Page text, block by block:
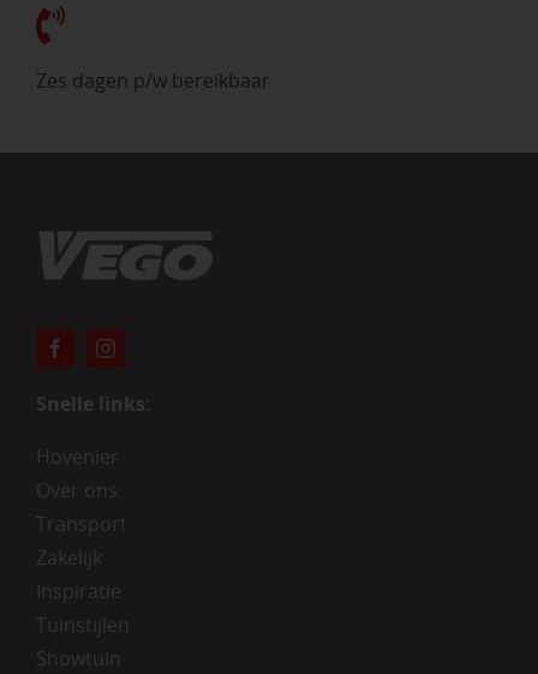
Zes dagen p/w bereikbaar
Snelle links:
Hovenier
Over ons
Transport
Zakelijk
Inspiratie
Tuinstijlen
Showtuin